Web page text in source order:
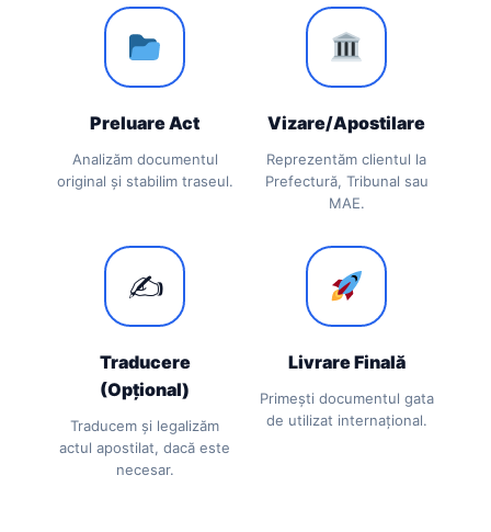
Preluare Act
Analizăm documentul
original și stabilim traseul.
Vizare/Apostilare
Reprezentăm clientul la
Prefectură, Tribunal sau
MAE.
✍️
Traducere
(Opțional)
Traducem și legalizăm
actul apostilat, dacă este
necesar.
Livrare Finală
Primești documentul gata
de utilizat internațional.